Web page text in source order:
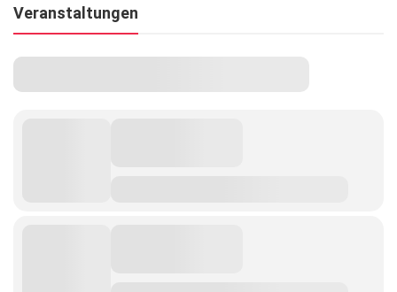
Veranstaltungen